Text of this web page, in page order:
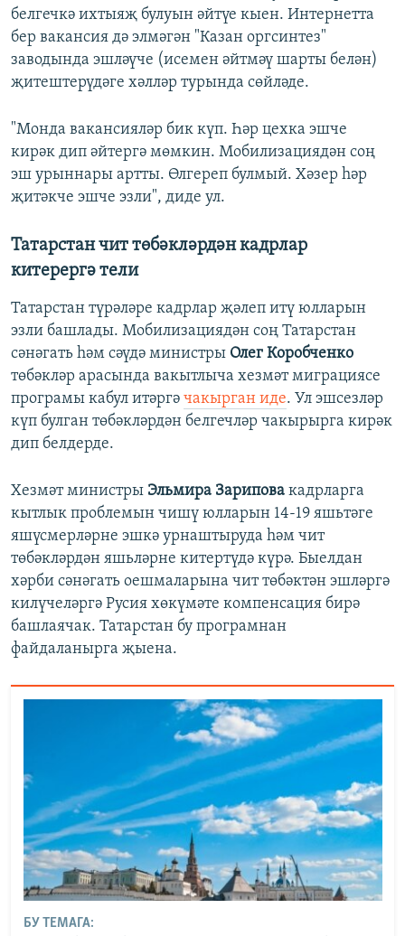
белгечкә ихтыяҗ булуын әйтүе кыен. Интернетта
бер вакансия дә элмәгән "Казан оргсинтез"
заводында эшләүче (исемен әйтмәү шарты белән)
җитештерүдәге хәлләр турында сөйләде.
"Монда вакансияләр бик күп. Һәр цехка эшче
кирәк дип әйтергә мөмкин. Мобилизациядән соң
эш урыннары артты. Өлгереп булмый. Хәзер һәр
җитәкче эшче эзли", диде ул.
Татарстан чит төбәкләрдән кадрлар
китерергә тели
Татарстан түрәләре кадрлар җәлеп итү юлларын
эзли башлады. Мобилизациядән соң Татарстан
сәнәгать һәм сәүдә министры Олег Коробченко
төбәкләр арасында вакытлыча хезмәт миграциясе
програмы кабул итәргә чакырган иде. Ул эшсезләр
күп булган төбәкләрдән белгечләр чакырырга кирәк
дип белдерде.
Хезмәт министры Эльмира Зарипова кадрларга
кытлык проблемын чишү юлларын 14-19 яшьтәге
яшүсмерләрне эшкә урнаштыруда һәм чит
төбәкләрдән яшьләрне китертүдә күрә. Быелдан
хәрби сәнәгать оешмаларына чит төбәктән эшләргә
килүчеләргә Русия хөкүмәте компенсация бирә
башлаячак. Татарстан бу програмнан
файдаланырга җыена.
БУ ТЕМАГА: